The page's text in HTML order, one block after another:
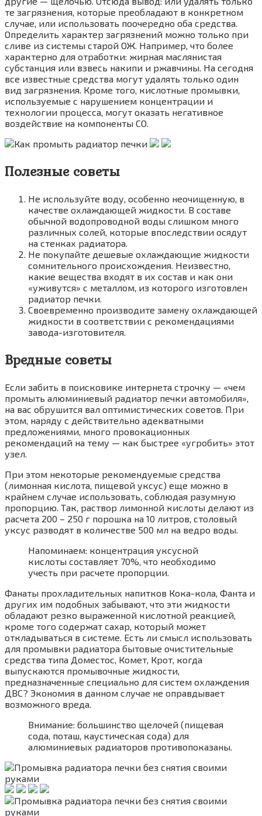
те загрязнения, которые преобладают в конкретном
случае, или использовать поочередно оба средства.
Определить характер загрязнений можно только при
сливе из системы старой ОЖ. Например, что более
характерно для отработки: жирная маслянистая
субстанция или взвесь накипи и ржавчины. На сегодня
все известные средства могут удалять только один
вид загрязнения. Кроме того, кислотные промывки,
используемые с нарушением концентрации и
технологии процесса, могут оказать негативное
воздействие на компоненты СО.
Полезные советы
Не используйте воду, особенно неочищенную, в
качестве охлаждающей жидкости. В составе
обычной водопроводной воды слишком много
различных солей, которые впоследствии осядут
на стенках радиатора.
Не покупайте дешевые охлаждающие жидкости
сомнительного происхождения. Неизвестно,
какие вещества входят в их состав и как они
«уживутся» с металлом, из которого изготовлен
радиатор печки.
Своевременно производите замену охлаждающей
жидкости в соответствии с рекомендациями
завода-изготовителя.
Вредные советы
Если забить в поисковике интернета строчку — «чем
промыть алюминиевый радиатор печки автомобиля»,
на вас обрушится вал оптимистических советов. При
этом, наряду с действительно адекватными
предложениями, много провокационных
рекомендаций на тему — как быстрее «угробить» этот
узел.
При этом некоторые рекомендуемые средства
(лимонная кислота, пищевой уксус) еще можно в
крайнем случае использовать, соблюдая разумную
пропорцию. Так, раствор лимонной кислоты делают из
расчета 200 – 250 г порошка на 10 литров, столовый
уксус разводят в количестве 500 мл на ведро воды.
Напоминаем: концентрация уксусной
кислоты составляет 70%, что необходимо
учесть при расчете пропорции.
Фанаты прохладительных напитков Кока-кола, Фанта и
других им подобных забывают, что эти жидкости
обладают резко выраженной кислотной реакцией,
кроме того содержат сахар, который может
откладываться в системе. Есть ли смысл использовать
для промывки радиатора бытовые очистительные
средства типа Доместос, Комет, Крот, когда
выпускаются промывочные жидкости,
предназначенные специально для систем охлаждения
ДВС? Экономия в данном случае не оправдывает
возможного вреда.
Внимание: большинство щелочей (пищевая
сода, поташ, каустическая сода) для
алюминиевых радиаторов противопоказаны.